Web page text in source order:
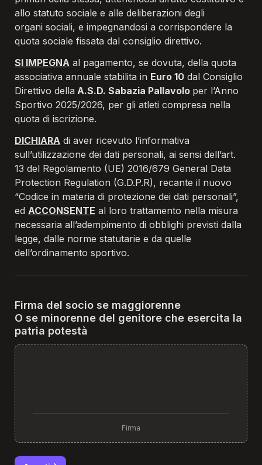
organi sociali, e impegnandosi a corrispondere la
quota sociale fissata dal consiglio direttivo.
SI IMPEGNA al pagamento, se dovuta, della quota
associativa annuale stabilita in Euro 10 dal Consiglio
Direttivo della A.S.D. Sabazia Pallavolo per l’Anno
Sportivo 2025/2026, per gli atleti compresa nella
quota di iscrizione.
DICHIARA di aver ricevuto l’informativa
sull’utilizzazione dei dati personali, ai sensi dell’art.
Protection Regulation (G.D.P.R), recante il nuovo
“Codice in materia di protezione dei dati personali”,
ed ACCONSENTE al loro trattamento nella misura
necessaria all’adempimento di obblighi previsti dalla
legge, dalle norme statutarie e da quelle
dell’ordinamento sportivo.
O se minorenne del genitore che esercita la
patria potestà
Firma